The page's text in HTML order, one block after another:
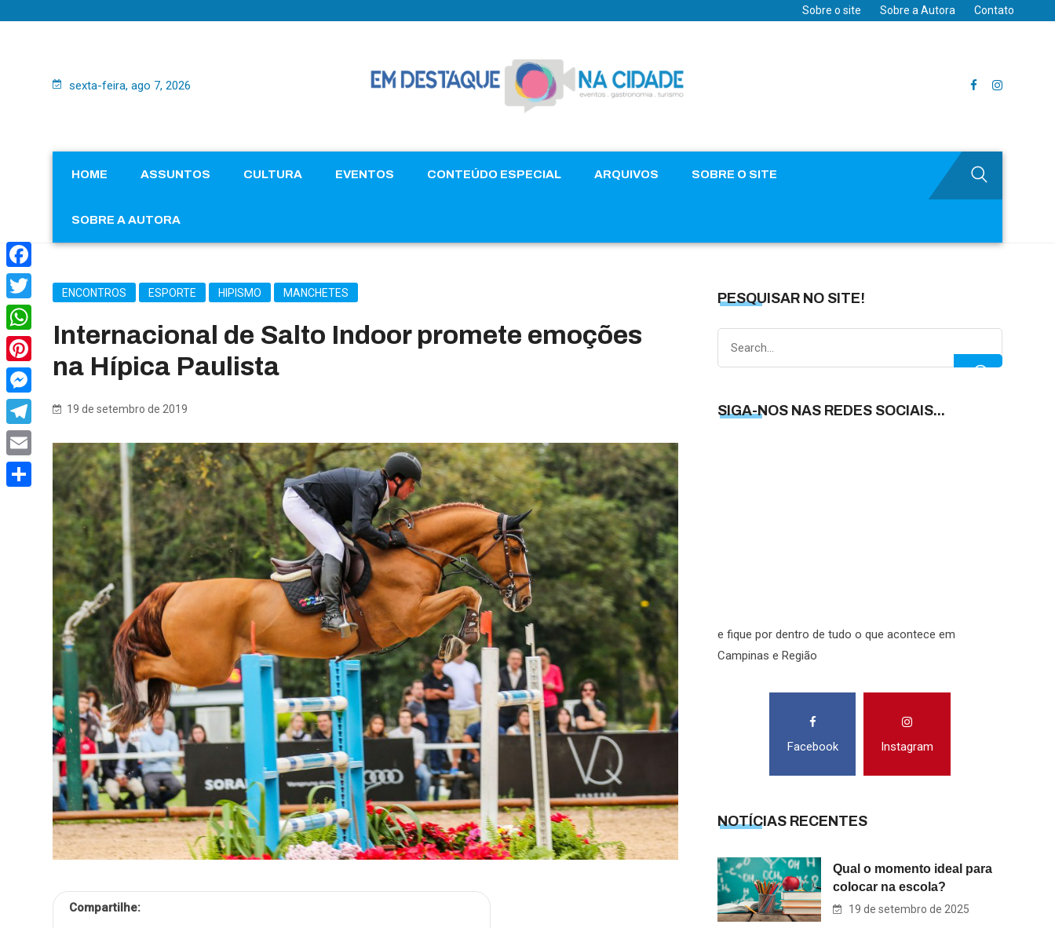
Sobre o site Sobre a Autora Contato
sexta-feira, ago 7, 2026
HOME ASSUNTOS CULTURA EVENTOS CONTEÚDO ESPECIAL ARQUIVOS SOBRE O SITE
SOBRE A AUTORA
ENCONTROS ESPORTE HIPISMO MANCHETES
Internacional de Salto Indoor promete emoções
na Hípica Paulista
19 de setembro de 2019
Compartilhe:
PESQUISAR NO SITE!
SIGA-NOS NAS REDES SOCIAIS...
e fique por dentro de tudo o que acontece em
Campinas e Região
Facebook Instagram
NOTÍCIAS RECENTES
Qual o momento ideal para
colocar na escola?
19 de setembro de 2025
Facebook
Twitter
WhatsApp
Pinterest
Messenger
Telegram
Email